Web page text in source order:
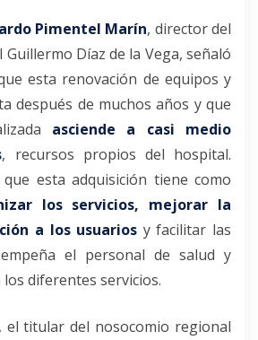
Pimentel Marín, director del
Díaz de la Vega, señaló
esta renovación de equipos y
después de muchos años y que
asciende a casi medio
, recursos propios del hospital.
esta adquisición tiene como
los servicios, mejorar la
a los usuarios y facilitar las
el personal de salud y
diferentes servicios.
el titular del nosocomio regional